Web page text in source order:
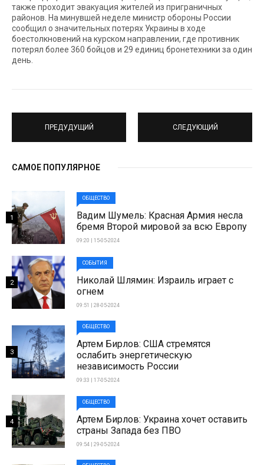
также проходит эвакуация жителей из приграничных
районов. На минувшей неделе министр обороны России
сообщил о значительных потерях Украины в ходе
боестолкновений на курском направлении, где противник
потерял более 360 бойцов и 29 единиц бронетехники за один
день.
ПРЕДУДУЩИЙ СЛЕДУЮЩИЙ
САМОЕ ПОПУЛЯРНОЕ
ОБЩЕСТВО
Вадим Шумель: Красная Армия несла
бремя Второй мировой за всю Европу
09:20 | 15-05-2024
1
СОБЫТИЯ
Николай Шлямин: Израиль играет с
огнем
09:51 | 28-05-2024
2
ОБЩЕСТВО
Артем Бирлов: США стремятся
ослабить энергетическую
независимость России
09:33 | 17-05-2024
3
ОБЩЕСТВО
Артем Бирлов: Украина хочет оставить
страны Запада без ПВО
09:54 | 29-05-2024
4